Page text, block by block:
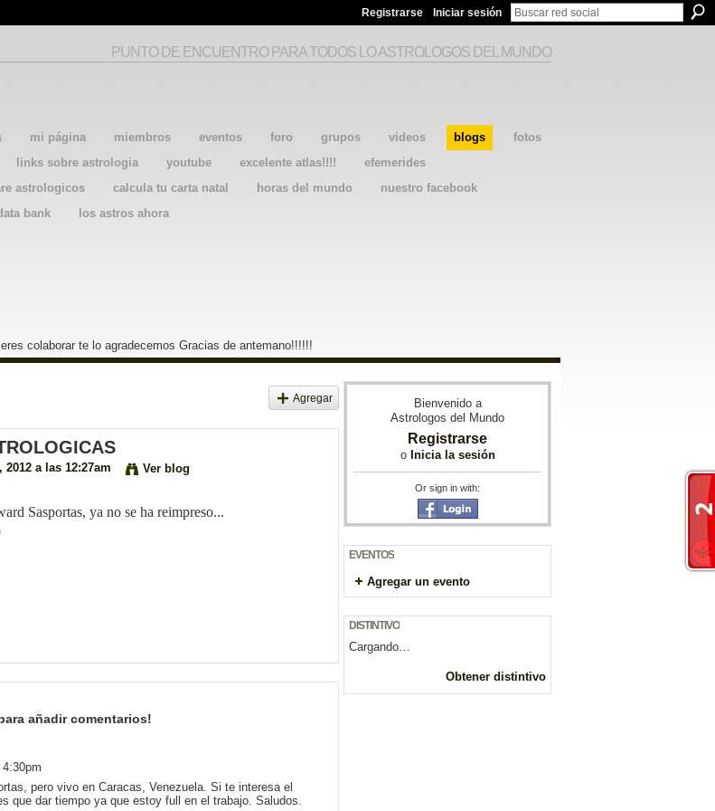
Registrarse Iniciar sesión
mi página miembros eventos foro grupos videos blogs
fotos
links sobre astrologia youtube excelente atlas!!!!
efemerides
astrologicos
calcula tu carta natal horas del mundo
nuestro facebook
bank
los astros ahora
PUNTO DE ENCUENTRO PARA TODOS LO ASTROLOGOS DEL MUNDO
colaborar te lo agradecemos Gracias de antemano!!!!!!
Agregar
a las 12:27am Ver blog
Sasportas, ya no se ha reimpreso...
añadir comentarios!
pero vivo en Caracas, Venezuela. Si te interesa el
que dar tiempo ya que estoy full en el trabajo. Saludos.
Bienvenido a
Astrologos del Mundo
Registrarse
o Inicia la sesión
Or sign in with:
EVENTOS
Agregar un evento
DISTINTIVO
Cargando…
Obtener distintivo